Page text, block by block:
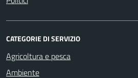
CATEGORIE DI SERVIZIO
Agricoltura e pesca
Ambiente